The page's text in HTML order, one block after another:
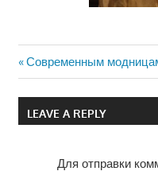
Навигация
по
Previous
Post:
Современным
LEAVE A REPLY
Для отправки